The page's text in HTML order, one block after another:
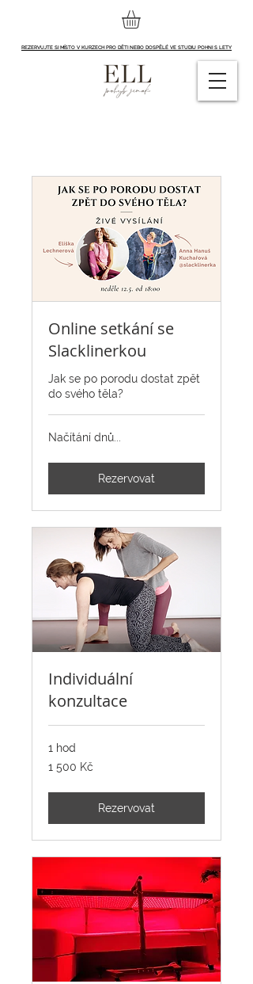
REZERVUJTE SI MÍSTO V KURZECH PRO DĚTI NEBO DOSPĚLÉ VE STUDIU POHNI S LETY
Online setkání se
Slacklinerkou
Jak se po porodu dostat zpět
do svého těla?
Načítání dnů...
Rezervovat
Individuální
konzultace
1 hod
českých
1 500 Kč
Rezervovat